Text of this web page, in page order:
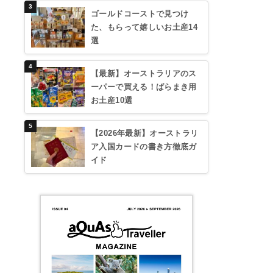
ゴールドコーストで見つけ
た、もらって嬉しいお土産14
選
【最新】オーストラリアのス
ーパーで買える！ばらまき用
お土産10選
【2026年最新】オーストラリ
ア入国カードの書き方徹底ガ
イド